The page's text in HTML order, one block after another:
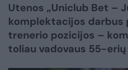
Utenos „Uniclub Bet –
komplektacijos darbus
trenerio pozicijos –
toliau vadovaus 55-